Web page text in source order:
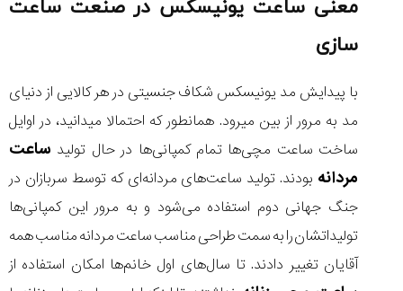
معنی ساعت یونیسکس در صنعت ساعت
سازی
با پیدایش مد یونیسکس شکاف جنسیتی در هر کالایی از دنیای
مد به مرور از بین میرود. همانطور که احتمالا میدانید، در اوایل
ساخت ساعت مچی‌ها تمام کمپانی‌ها در حال تولید ساعت
مردانه بودند. تولید ساعت‌های مردانه‌ای که توسط سربازان در
جنگ جهانی دوم استفاده می‌شود و به مرور این کمپانی‌ها
تولیداتشان را به سمت طراحی مناسب ساعت مردانه مناسب همه
آقایان تغییر دادند. تا سال‌های اول خانم‌ها امکان استفاده از